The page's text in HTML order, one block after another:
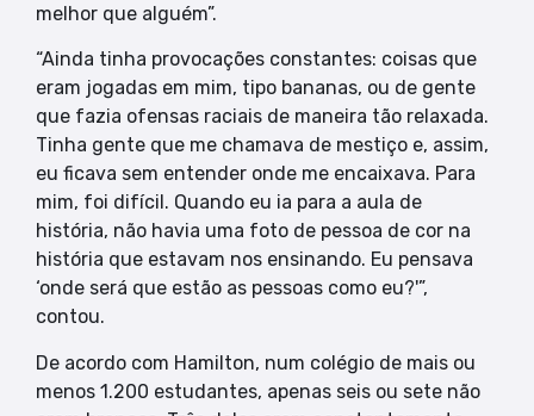
melhor que alguém”.
“Ainda tinha provocações constantes: coisas que
eram jogadas em mim, tipo bananas, ou de gente
que fazia ofensas raciais de maneira tão relaxada.
Tinha gente que me chamava de mestiço e, assim,
eu ficava sem entender onde me encaixava. Para
mim, foi difícil. Quando eu ia para a aula de
história, não havia uma foto de pessoa de cor na
história que estavam nos ensinando. Eu pensava
‘onde será que estão as pessoas como eu?'”,
contou.
De acordo com Hamilton, num colégio de mais ou
menos 1.200 estudantes, apenas seis ou sete não